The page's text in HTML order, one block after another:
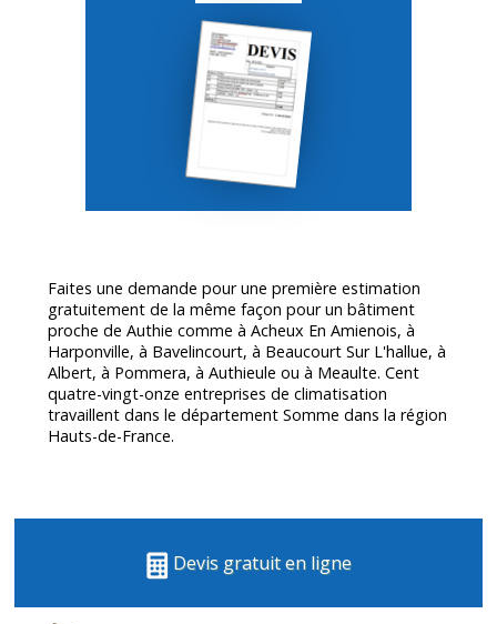
Faites une demande pour une première estimation
gratuitement de la même façon pour un bâtiment
proche de Authie comme à Acheux En Amienois, à
Harponville, à Bavelincourt, à Beaucourt Sur L'hallue, à
Albert, à Pommera, à Authieule ou à Meaulte. Cent
quatre-vingt-onze entreprises de climatisation
travaillent dans le départementSomme dans la région
Hauts-de-France.
Devis gratuit en ligne